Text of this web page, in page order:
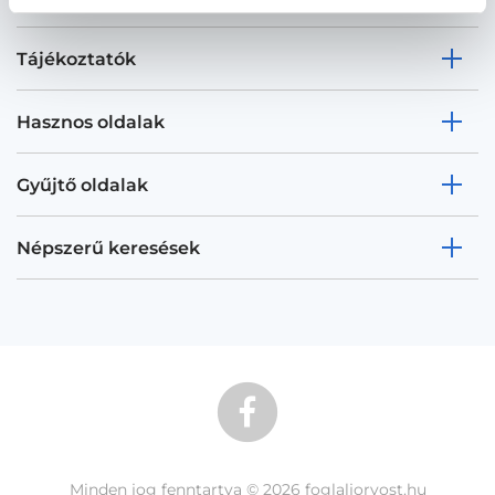
Tájékoztatók
Hasznos oldalak
Gyűjtő oldalak
Népszerű keresések
Minden jog fenntartva © 2026 foglaljorvost.hu